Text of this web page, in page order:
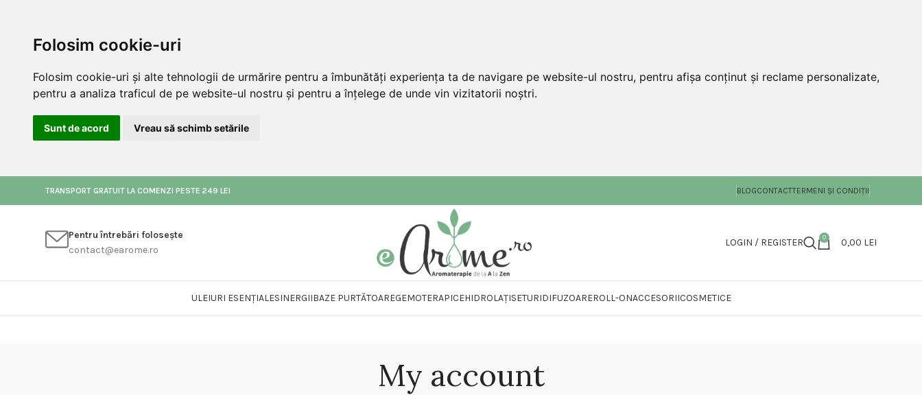
Folosim cookie-uri
Folosim cookie-uri și alte tehnologii de urmărire pentru a îmbunătăți experiența ta de navigare pe website-ul nostru, pentru afișa conținut și reclame personalizate,
pentru a analiza traficul de pe website-ul nostru și pentru a înțelege de unde vin vizitatorii noștri.
Sunt de acord Vreau să schimb setările
TRANSPORT GRATUIT LA COMENZI PESTE 249 LEI BLOGCONTACTTERMENI ȘI CONDIȚII
Pentru întrebări folosește
contact@earome.ro
LOGIN / REGISTER 0 0,00 LEI
ULEIURI ESENȚIALESINERGIIBAZE PURTĂTOAREGEMOTERAPICEHIDROLAȚISETURIDIFUZOAREROLL-ONACCESORIICOSMETICE
My account